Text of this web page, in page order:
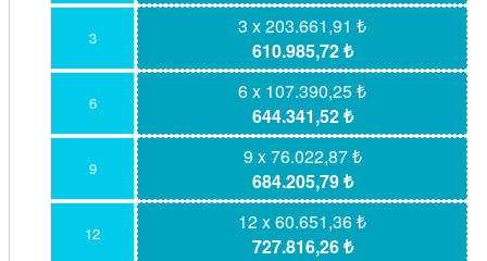
3
3 x 203.661,91 ₺
610.985,72 ₺
6
6 x 107.390,25 ₺
644.341,52 ₺
9
9 x 76.022,87 ₺
684.205,79 ₺
12
12 x 60.651,36 ₺
727.816,26 ₺